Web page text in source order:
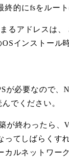
終的にfsをルー
るアドレスは
OSインストール
が必要なので、
んでください。
が終わったら、
ってしばらくす
カルネットワー